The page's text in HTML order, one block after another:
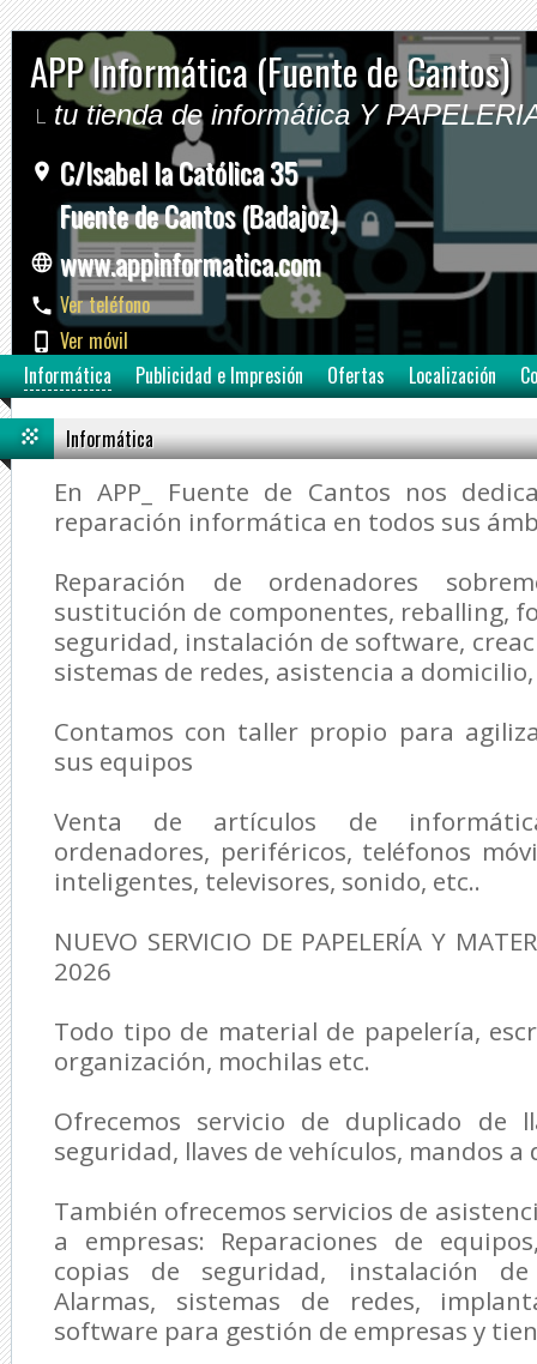
APP Informática (Fuente de Cantos)
tu tienda de informática Y
C/Isabel la Católica 35
Fuente de Cantos (Badajoz)
www.appinformatica.com
Ver teléfono
Ver móvil
Informática
Publicidad e Impresión Ofertas Localización
Informática
En APP_ Fuente de Cantos nos
reparación informática en todos sus
Reparación de ordenadores
sustitución de componentes, reballing,
seguridad, instalación de software,
sistemas de redes, asistencia a
Contamos con taller propio para
sus equipos
Venta de artículos de
ordenadores, periféricos, teléfonos
inteligentes, televisores, sonido, etc..
NUEVO SERVICIO DE PAPELERÍA Y
2026
Todo tipo de material de papelería,
organización, mochilas etc.
Ofrecemos servicio de duplicado de
seguridad, llaves de vehículos, mandos a
También ofrecemos servicios de
a empresas: Reparaciones de
copias de seguridad, instalación de
Alarmas, sistemas de redes,
software para gestión de empresas y